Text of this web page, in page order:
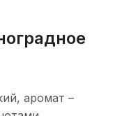
аромат –